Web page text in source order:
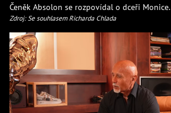
Čeněk Absolon se rozpovídal o dceři Monice.
Zdroj: Se souhlasem Richarda Chlada